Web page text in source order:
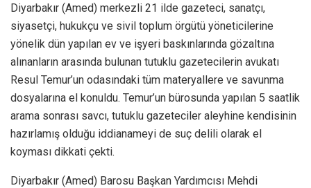
Diyarbakır (Amed) merkezli 21 ilde gazeteci, sanatçı,
siyasetçi, hukukçu ve sivil toplum örgütü yöneticilerine
yönelik dün yapılan ev ve işyeri baskınlarında gözaltına
alınanların arasında bulunan tutuklu gazetecilerin avukatı
Resul Temur’un odasındaki tüm materyallere ve savunma
dosyalarına el konuldu. Temur’un bürosunda yapılan 5 saatlik
arama sonrası savcı, tutuklu gazeteciler aleyhine kendisinin
hazırlamış olduğu iddianameyi de suç delili olarak el
koyması dikkati çekti.
Diyarbakır (Amed) Barosu Başkan Yardımcısı Mehdi